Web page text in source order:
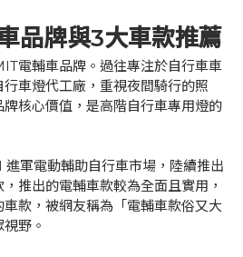
品牌與3大車款推薦
電輔車品牌。過往專注於自行車車
車燈代工廠，重視夜間騎行的照
核心價值，是高階自行車專用燈的
軍電動輔助自行車市場，陸續推出
推出的電輔車款較為全面且實用，
款，被網友稱為「電輔車款俗又大
野。